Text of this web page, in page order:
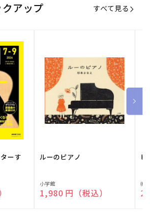
アップ すべて見る
ーす
ルーのピアノ
販
売
小学館
通常価格
1,980 円（税込）
ピ
販
売
㈱